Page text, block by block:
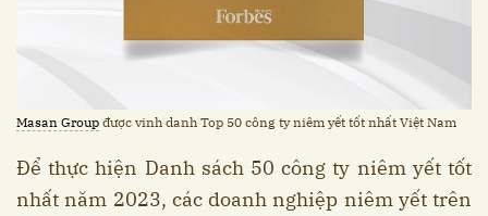
Masan Group được vinh danh Top 50 công ty niêm yết tốt nhất Việt Nam
Để thực hiện Danh sách 50 công ty niêm yết tốt
nhất năm 2023, các doanh nghiệp niêm yết trên